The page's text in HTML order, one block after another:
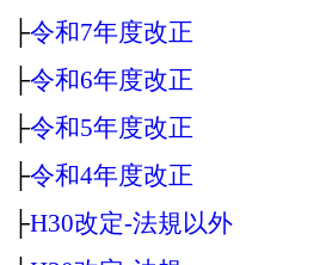
├令和7年度改正
├令和6年度改正
├令和5年度改正
├令和4年度改正
├H30改定‐法規以外